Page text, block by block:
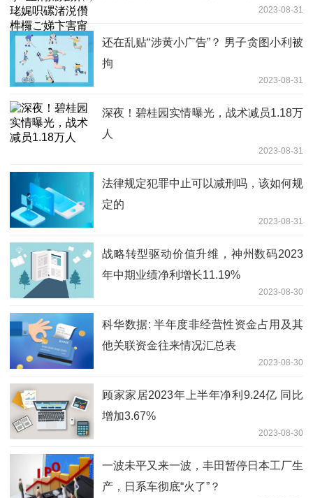
眬锛堥檮鍚嶅崟锛塤璇佸埜涔嬫槦2023-08-31
还在乱贴“涉黄小广告”？ 男子贪图小利被
拘
2023-08-31
深夜！碧桂园实情曝光，战术减员1.18万
人
2023-08-31
法律规定犯罪中止可以减刑吗，该如何规
定的
2023-08-31
战略转型驱动价值升维，神州数码2023
年中期业绩净利增长11.19%
2023-08-30
科华数据: 半年度非经营性资金占用及其
他关联资金往来情况汇总表
2023-08-30
顾家家居2023年上半年净利9.24亿 同比
增加3.67%
2023-08-30
一波未平又来一波，丰田暂停日本工厂生
产，日系车彻底“火了”？